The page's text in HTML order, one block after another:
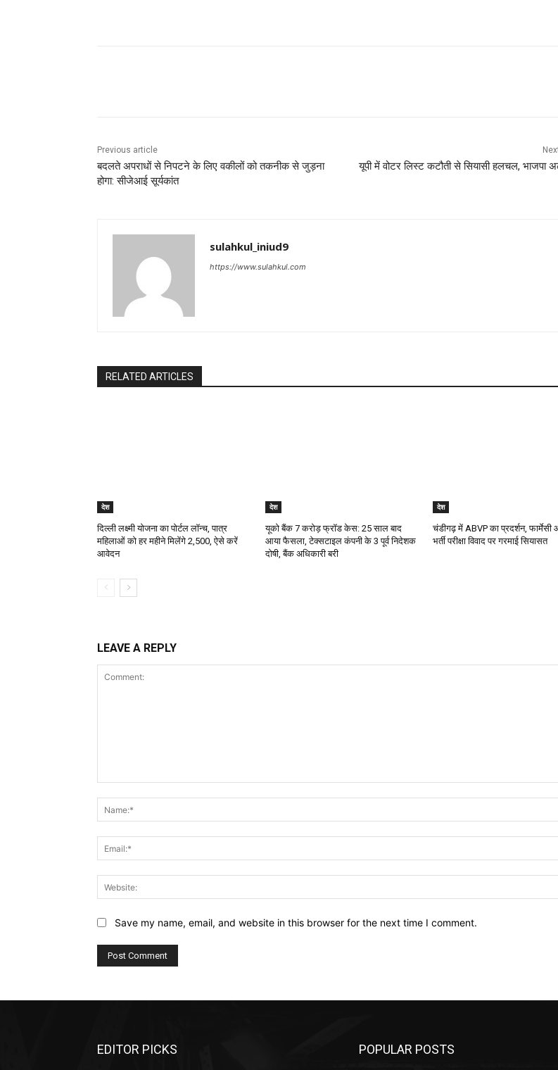
Previous article
बदलते अपराधों से निपटने के लिए वकीलों को तकनीक से जुड़ना
होगा: सीजेआई सूर्यकांत
यूपी में वोटर लिस्ट कटौती से सियासी हलचल, भाजपा
sulahkul_iniud9
https://www.sulahkul.com
RELATED ARTICLES
देश
दिल्ली लक्ष्मी योजना का पोर्टल लॉन्च, पात्र
महिलाओं को हर महीने मिलेंगे ₹2,500, ऐसे करें
आवेदन
देश
यूको बैंक 7 करोड़ फ्रॉड केस: 25 साल बाद
आया फैसला, टेक्सटाइल कंपनी के 3 पूर्व निदेशक
दोषी, बैंक अधिकारी बरी
देश
चंडीगढ़ में ABVP का प्रदर्शन,
भर्ती परीक्षा विवाद पर गरमाई सियासत
LEAVE A REPLY
Save my name, email, and website in this browser for the next time I comment.
EDITOR PICKS POPULAR POSTS